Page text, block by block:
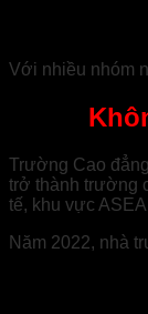
Với nhiều nhóm
Trường Cao
trở thành trường
tế, khu vực
Năm 2022, nhà